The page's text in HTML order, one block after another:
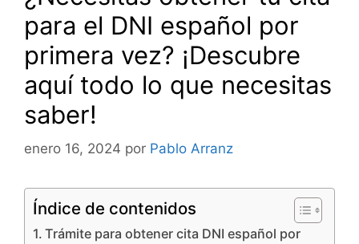
para el DNI español por
primera vez? ¡Descubre
aquí todo lo que necesitas
saber!
enero 16, 2024 por Pablo Arranz
Índice de contenidos
Trámite para obtener cita DNI español por